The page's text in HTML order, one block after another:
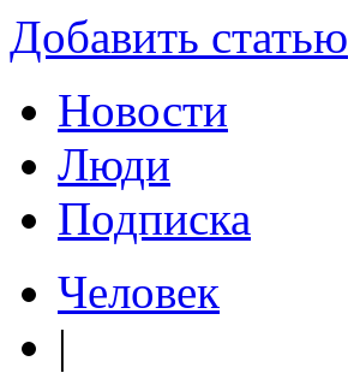
Добавить статью
Новости
Люди
Подписка
Человек
|